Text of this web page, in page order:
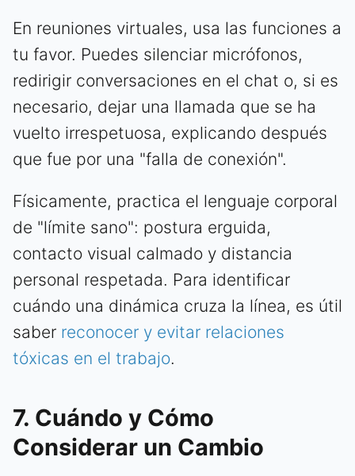
En reuniones virtuales, usa las funciones a
tu favor. Puedes silenciar micrófonos,
redirigir conversaciones en el chat o, si es
necesario, dejar una llamada que se ha
vuelto irrespetuosa, explicando después
que fue por una "falla de conexión".
Físicamente, practica el lenguaje corporal
de "límite sano": postura erguida,
contacto visual calmado y distancia
personal respetada. Para identificar
cuándo una dinámica cruza la línea, es útil
saber reconocer y evitar relaciones
tóxicas en el trabajo.
7. Cuándo y Cómo
Considerar un Cambio